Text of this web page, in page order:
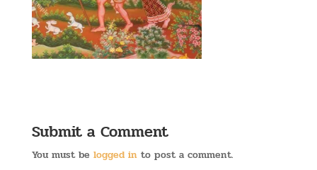
Submit a Comment
You must be logged into post a comment.